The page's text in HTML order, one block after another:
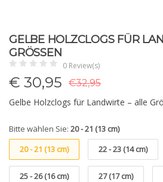
GELBE HOLZCLOGS FÜR
GRÖSSEN
0 Review(s)
€ 30,95
€32,95
Gelbe Holzclogs für Landwirte – alle
Bitte wählen Sie: 20 - 21 (13 cm)
20 - 21 (13 cm)
22 - 23 (14 cm)
25 - 26 (16 cm) 27 (17 cm)